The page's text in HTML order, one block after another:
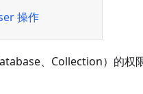
操作
、Collection）的权